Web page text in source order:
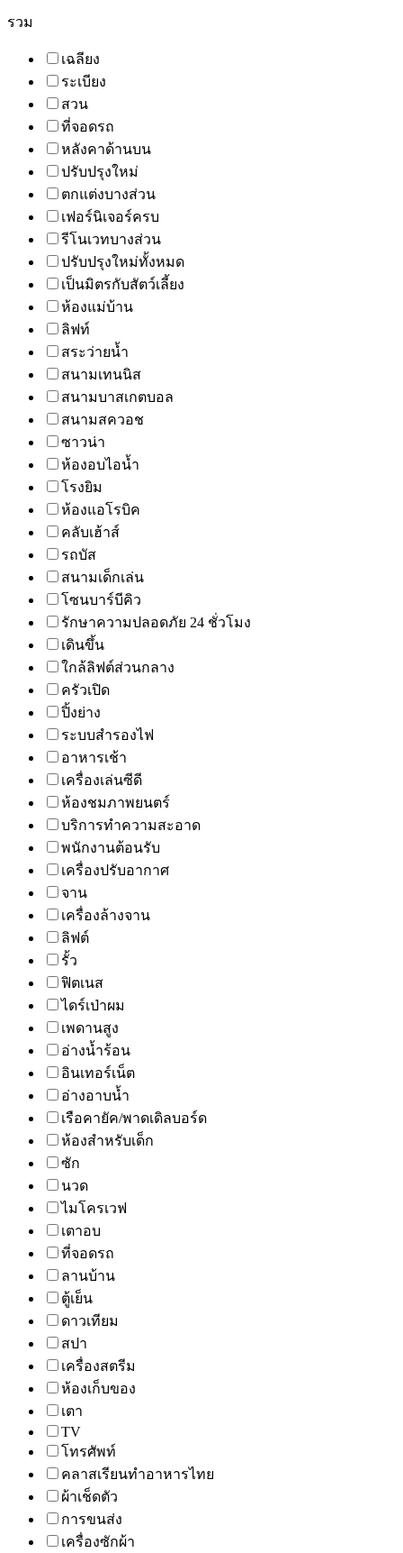
รวม
เฉลียง
ระเบียง
สวน
ที่จอดรถ
หลังคาด้านบน
ปรับปรุงใหม่
ตกแต่งบางส่วน
เฟอร์นิเจอร์ครบ
รีโนเวทบางส่วน
ปรับปรุงใหม่ทั้งหมด
เป็นมิตรกับสัตว์เลี้ยง
ห้องแม่บ้าน
ลิฟท์
สระว่ายน้ำ
สนามเทนนิส
สนามบาสเกตบอล
สนามสควอช
ซาวน่า
ห้องอบไอน้ำ
โรงยิม
ห้องแอโรบิค
คลับเฮ้าส์
รถบัส
สนามเด็กเล่น
โซนบาร์บีคิว
รักษาความปลอดภัย 24 ชั่วโมง
เดินขึ้น
ใกล้ลิฟต์ส่วนกลาง
ครัวเปิด
ปิ้งย่าง
ระบบสำรองไฟ
อาหารเช้า
เครื่องเล่นซีดี
ห้องชมภาพยนตร์
บริการทำความสะอาด
พนักงานต้อนรับ
เครื่องปรับอากาศ
จาน
เครื่องล้างจาน
ลิฟต์
รั้ว
ฟิตเนส
ไดร์เป่าผม
เพดานสูง
อ่างน้ำร้อน
อินเทอร์เน็ต
อ่างอาบน้ำ
เรือคายัค/พาดเดิลบอร์ด
ห้องสำหรับเด็ก
ซัก
นวด
ไมโครเวฟ
เตาอบ
ที่จอดรถ
ลานบ้าน
ตู้เย็น
ดาวเทียม
สปา
เครื่องสตรีม
ห้องเก็บของ
เตา
TV
โทรศัพท์
คลาสเรียนทำอาหารไทย
ผ้าเช็ดตัว
การขนส่ง
เครื่องซักผ้า